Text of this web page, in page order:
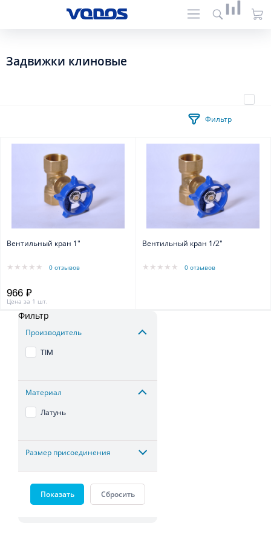
Задвижки клиновые
Фильтр
Вентильный кран 1"
0 отзывов
966 ₽
Цена за 1 шт.
Вентильный кран 1/2"
0 отзывов
Фильтр
Производитель
TIM
Материал
Латунь
Размер присоединения
Показать Сбросить